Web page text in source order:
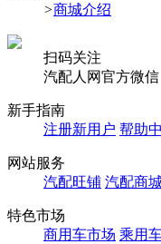
>商城介绍
扫码关注
汽配人网官方微信
新手指南
注册新用户 帮助
网站服务
汽配旺铺 汽配商
特色市场
商用车市场 乘用